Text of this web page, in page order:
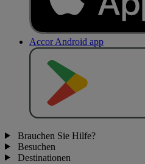
Accor Android app
Brauchen Sie Hilfe?
Besuchen
Destinationen